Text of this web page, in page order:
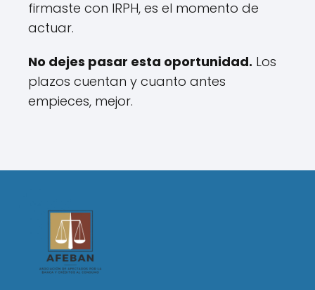
firmaste con IRPH, es el momento de
actuar.
No dejes pasar esta oportunidad. Los
plazos cuentan y cuanto antes
empieces, mejor.